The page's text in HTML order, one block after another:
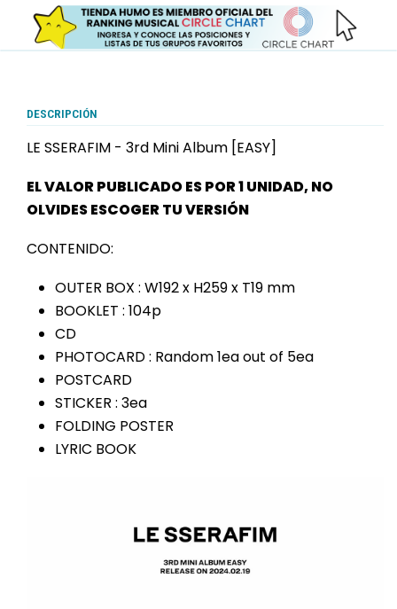
DESCRIPCIÓN
LE SSERAFIM - 3rd Mini Album [EASY]
EL VALOR PUBLICADO ES POR 1 UNIDAD, NO
OLVIDES ESCOGER TU VERSIÓN
CONTENIDO:
OUTER BOX : W192 x H259 x T19 mm
BOOKLET : 104p
CD
PHOTOCARD : Random 1ea out of 5ea
POSTCARD
STICKER : 3ea
FOLDING POSTER
LYRIC BOOK